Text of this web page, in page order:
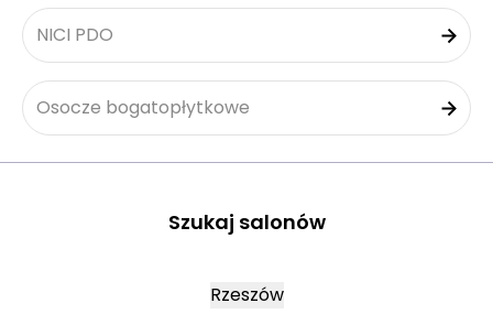
NICI PDO
Osocze bogatopłytkowe
Szukaj salonów
Rzeszów